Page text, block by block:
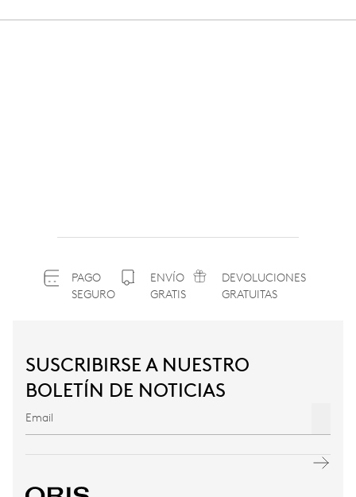
PAGO
SEGURO
ENVÍO
GRATIS
DEVOLUCIONES
GRATUITAS
SUSCRIBIRSE A NUESTRO
BOLETÍN DE NOTICIAS